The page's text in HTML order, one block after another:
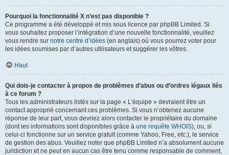
Pourquoi la fonctionnalité X n’est pas disponible ?
Ce programme a été développé et mis sous licence par phpBB Limited. Si
vous souhaitez proposer l’intégration d’une nouvelle fonctionnalité, veuillez
vous rendre sur notre centre d’idées (en anglais) où vous pourrez voter pour
les idées soumises par d’autres utilisateurs et suggérer les vôtres.
Haut
Qui dois-je contacter à propos de problèmes d’abus ou d’ordres légaux liés
à ce forum ?
Tous les administrateurs listés sur la page « L’équipe » devraient être un
contact approprié concernant ces problèmes. Si vous n’obtenez aucune
réponse de leur part, vous devriez alors contacter le propriétaire du domaine
(dont les informations sont disponibles grâce à une requête WHOIS), ou, si
celui-ci fonctionne sur un service gratuit (comme Yahoo, Free, etc.), le service
de gestion des abus. Veuillez noter que phpBB Limited n’a absolument aucune
juridiction et ne peut en aucun cas être tenu comme responsable de comment,